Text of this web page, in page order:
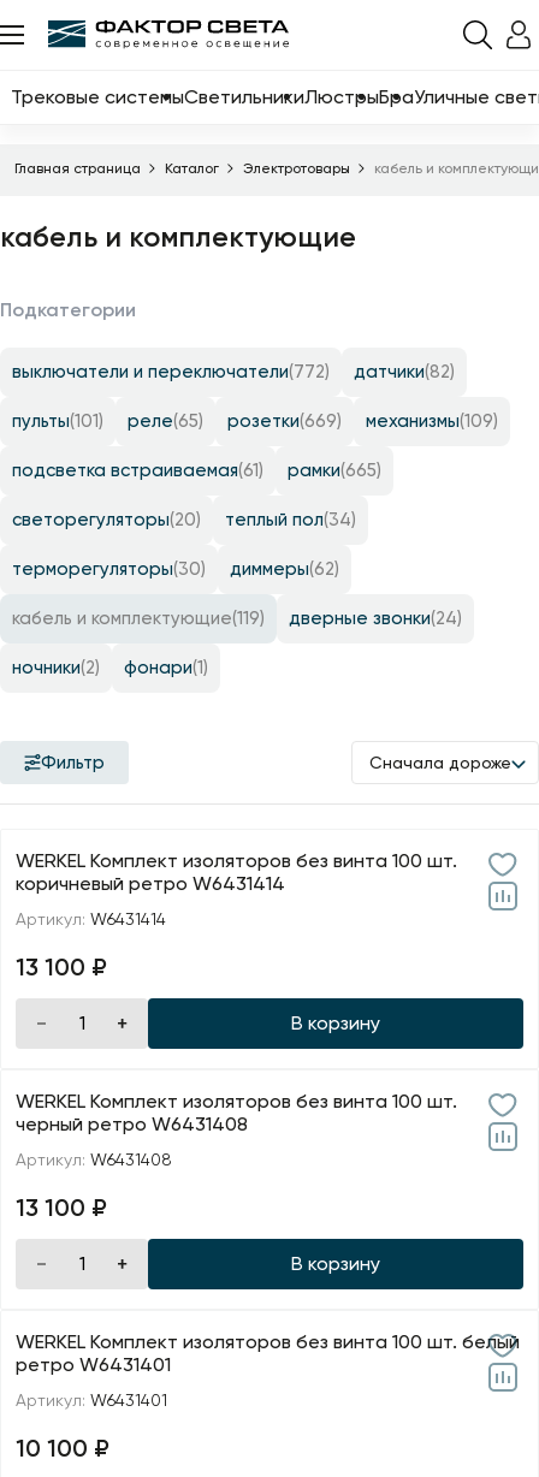
Трековые системыСветильникиЛюстрыБраУличные
Главная страница Каталог Электротовары кабель и
кабель и комплектующие
Подкатегории
выключатели и переключатели(772) датчики(82)
пульты(101) реле(65) розетки(669) механизмы(109)
подсветка встраиваемая(61) рамки(665)
светорегуляторы(20) теплый пол(34)
терморегуляторы(30) диммеры(62)
кабель и комплектующие(119) дверные звонки(24)
ночники(2) фонари(1)
Сначала дороже
Фильтр
WERKEL Комплект изоляторов без винта 100 шт.
коричневый ретро W6431414
Артикул: W6431414
13 100 ₽
В корзину
WERKEL Комплект изоляторов без винта 100 шт.
черный ретро W6431408
Артикул: W6431408
13 100 ₽
В корзину
WERKEL Комплект изоляторов без винта 100 шт. белый
ретро W6431401
Артикул: W6431401
10 100 ₽
Назад
Каталог
Люстры
Электротовары
Светодиодные ленты
Торшеры
Настольные лампы
Профили для ленты